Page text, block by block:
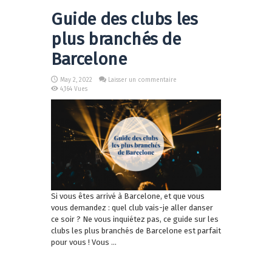
Guide des clubs les
plus branchés de
Barcelone
May 2, 2022
Laisser un commentaire
4,164 Vues
Si vous êtes arrivé à Barcelone, et que vous
vous demandez : quel club vais-je aller danser
ce soir ? Ne vous inquiétez pas, ce guide sur les
clubs les plus branchés de Barcelone est parfait
pour vous ! Vous ...